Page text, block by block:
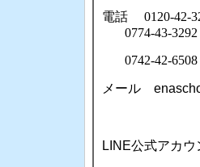
電話 0120-42-
0774-43-3292
0742-42-6508
メール
LINE公式アカ